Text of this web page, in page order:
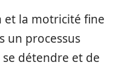
et la motricité fine
un processus
détendre et de